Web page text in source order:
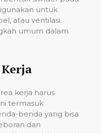
untuk
atau ventilasi.
umum dalam
kerja harus
termasuk
benda yang bisa
dan